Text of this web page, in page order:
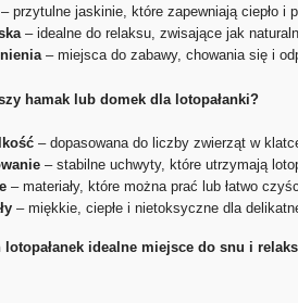
– przytulne jaskinie, które zapewniają ciepło i
– idealne do relaksu, zwisające jak
– miejsca do zabawy, chowania się i
hamak lub domek dla lotopałanki?
– dopasowana do liczby zwierząt w
– stabilne uchwyty, które utrzymają
– materiały, które można prać lub łatwo
– miękkie, ciepłe i nietoksyczne dla
idealne miejsce do snu i